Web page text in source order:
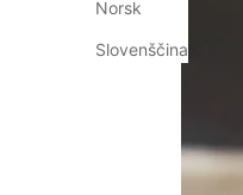
Norsk
Slovenščina